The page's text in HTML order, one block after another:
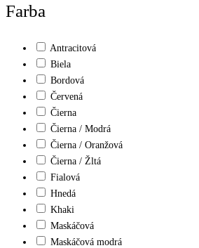
Farba
Antracitová
Biela
Bordová
Červená
Čierna
Čierna / Modrá
Čierna / Oranžová
Čierna / Žltá
Fialová
Hnedá
Khaki
Maskáčová
Maskáčová modrá